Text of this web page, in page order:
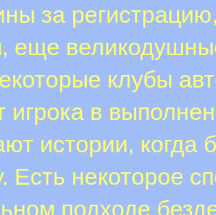
за
еще
клубы
игрока в
истории, когда
Есть некоторое
подходе